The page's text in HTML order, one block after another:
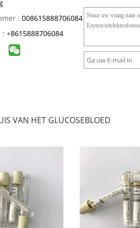
: 008615888706084
: +8615888706084
VAN HET GLUCOSEBLOED